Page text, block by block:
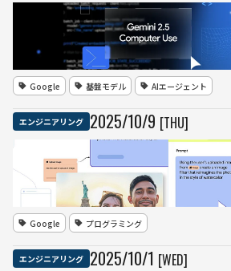
Google 基盤モデル AIエージェント
エンジニアリング 2025/10/9 [THU]
Google プログラミング
エンジニアリング 2025/10/1 [WED]